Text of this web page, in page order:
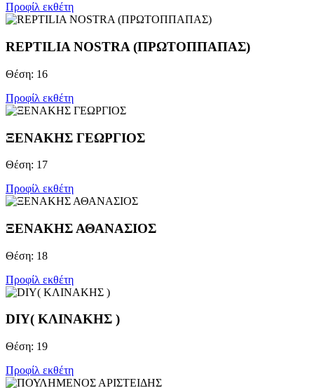
Προφίλ εκθέτη
REPTILIA NOSTRA (ΠΡΩΤΟΠΠΑΠΑΣ)
Θέση: 16
Προφίλ εκθέτη
ΞΕΝΑΚΗΣ ΓΕΩΡΓΙΟΣ
Θέση: 17
Προφίλ εκθέτη
ΞΕΝΑΚΗΣ ΑΘΑΝΑΣΙΟΣ
Θέση: 18
Προφίλ εκθέτη
DIY( ΚΛΙΝΑΚΗΣ )
Θέση: 19
Προφίλ εκθέτη